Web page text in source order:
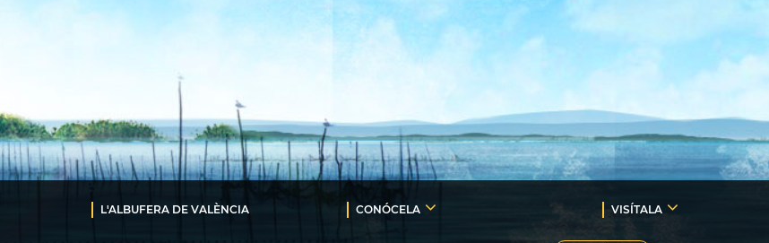
L'ALBUFERA DE VALÈNCIA CONÓCELA VISÍTALA